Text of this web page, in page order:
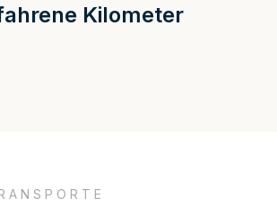
Kilometer